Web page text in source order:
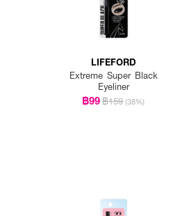
LIFEFORD
Extreme Super Black
Eyeliner
฿99฿159 (38%)